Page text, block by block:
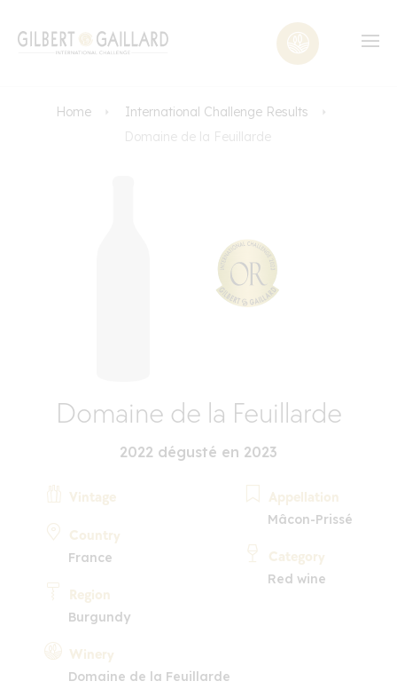
Home
International Challenge Results
Domaine de la Feuillarde
Domaine de la Feuillarde
2022 dégusté en 2023
Vintage
Country
France
Region
Burgundy
Winery
Domaine de la Feuillarde
Appellation
Mâcon-Prissé
Category
Red wine